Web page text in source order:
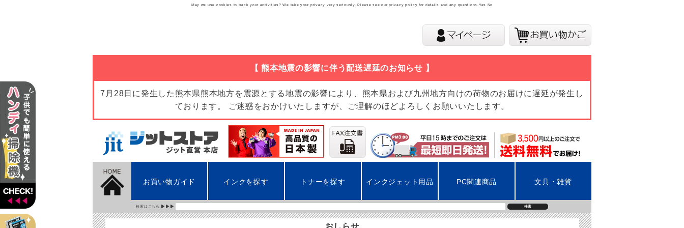
【 熊本地震の影響に伴う配送遅延のお知らせ 】
7月28日に発生した熊本県熊本地方を震源とする地震の影響により、熊本県および九州地方向けの荷物のお届けに遅延が発生し
ております。 ご迷惑をおかけいたしますが、ご理解のほどよろしくお願いいたします。
お買い物ガイド インクを探す トナーを探す インクジェット用品 PC関連商品 文具・雑貨
検索はこちら 検索
おしらせ
May we use cookies to track your activities? We take your privacy very seriously. Please see our privacy policy for details and any questions.Yes No